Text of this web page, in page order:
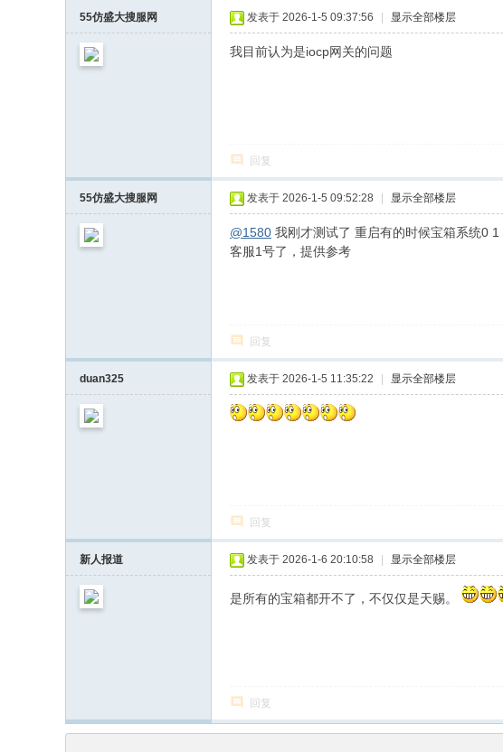
55仿盛大搜服网 发表于 2026-1-5 09:37:56 显示全部楼层
我目前认为是iocp网关的问题
回复
55仿盛大搜服网 发表于 2026-1-5 09:52:28 显示全部楼层
@1580 我刚才测试了 重启有的时候宝箱系统0
客服1号了，提供参考
回复
duan325 发表于 2026-1-5 11:35:22 显示全部楼层
回复
新人报道 发表于 2026-1-6 20:10:58 显示全部楼层
是所有的宝箱都开不了，不仅仅是天赐。
回复